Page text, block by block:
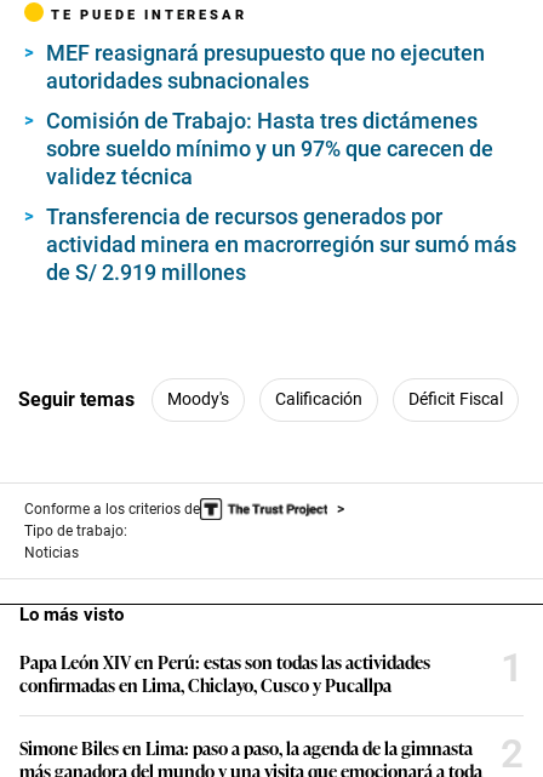
TE PUEDE INTERESAR
MEF reasignará presupuesto que no ejecuten
autoridades subnacionales
Comisión de Trabajo: Hasta tres dictámenes
sobre sueldo mínimo y un 97% que carecen de
validez técnica
Transferencia de recursos generados por
actividad minera en macrorregión sur sumó más
de S/ 2.919 millones
Seguir temas Moody's Calificación Déficit Fiscal
Conforme a los criterios de
Tipo de trabajo:
Noticias
Lo más visto
Papa León XIV en Perú: estas son todas las actividades
confirmadas en Lima, Chiclayo, Cusco y Pucallpa
1
Simone Biles en Lima: paso a paso, la agenda de la gimnasta
más ganadora del mundo y una visita que emocionará a toda
2